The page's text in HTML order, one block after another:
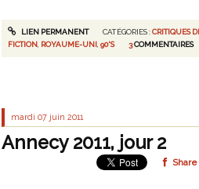
LIEN PERMANENT CATÉGORIES :CRITIQUES
FICTION ROYAUME-UNI ,90'S 3COMMENTAIRES
mardi 07 juin 2011
Annecy 2011, jour 2
Share